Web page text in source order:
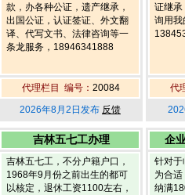
款，办各种公证，遗产继承，
出国公证，认证签证、外文翻
译、代写文书、法律咨询等一
条龙服务，18946341888
代理栏目 编号： 20084
2026年8月2日发布 反馈
证继承
询用我
代
吉林五七工办理
吉林五七工，不分户籍户口，
1968年9月份之前出生的都可
以核定，退休工资1100左右，
企
针对于
为合
纳满